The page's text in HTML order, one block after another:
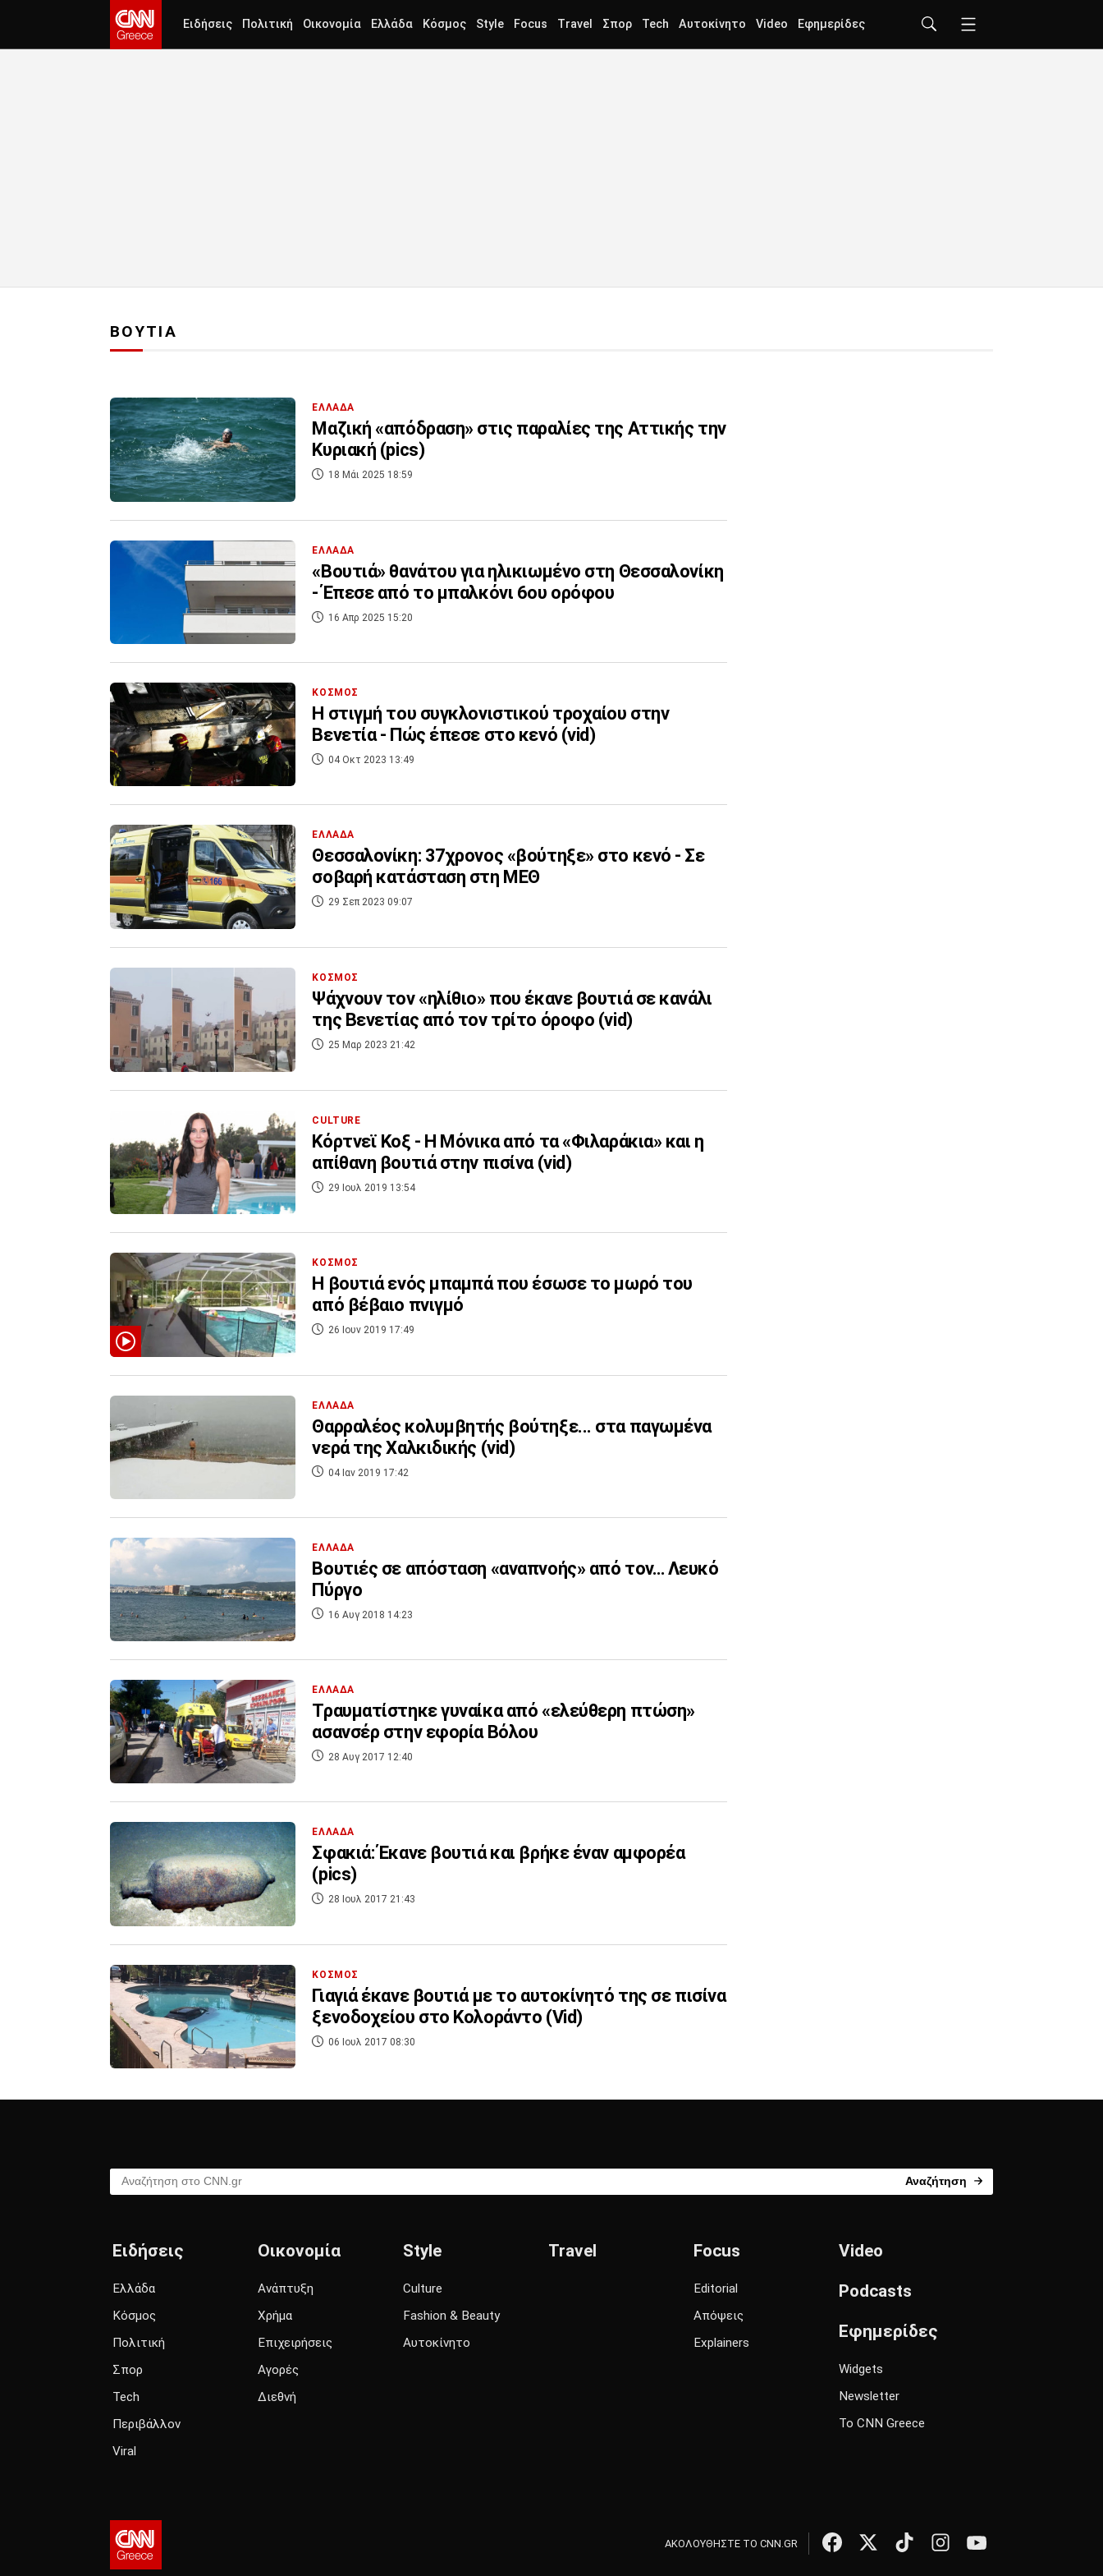
Ειδήσεις Πολιτική Οικονομία Ελλάδα Κόσμος Style Focus Travel Σπορ Tech Αυτοκίνητο Video Εφημερίδες
ΒΟΥΤΙΑ
ΕΛΛΑΔΑ
Μαζική «απόδραση» στις παραλίες της Αττικής την
Κυριακή (pics)
18 Μάι 2025 18:59
ΕΛΛΑΔΑ
«Βουτιά» θανάτου για ηλικιωμένο στη Θεσσαλονίκη
- Έπεσε από το μπαλκόνι 6ου ορόφου
16 Απρ 2025 15:20
ΚΟΣΜΟΣ
Η στιγμή του συγκλονιστικού τροχαίου στην
Βενετία - Πώς έπεσε στο κενό (vid)
04 Οκτ 2023 13:49
ΕΛΛΑΔΑ
Θεσσαλονίκη: 37χρονος «βούτηξε» στο κενό - Σε
σοβαρή κατάσταση στη ΜΕΘ
29 Σεπ 2023 09:07
ΚΟΣΜΟΣ
Ψάχνουν τον «ηλίθιο» που έκανε βουτιά σε κανάλι
της Βενετίας από τον τρίτο όροφο (vid)
25 Μαρ 2023 21:42
CULTURE
Κόρτνεϊ Κοξ - Η Μόνικα από τα «Φιλαράκια» και η
απίθανη βουτιά στην πισίνα (vid)
29 Ιουλ 2019 13:54
ΚΟΣΜΟΣ
Η βουτιά ενός μπαμπά που έσωσε το μωρό του
από βέβαιο πνιγμό
26 Ιουν 2019 17:49
ΕΛΛΑΔΑ
Θαρραλέος κολυμβητής βούτηξε... στα παγωμένα
νερά της Χαλκιδικής (vid)
04 Ιαν 2019 17:42
ΕΛΛΑΔΑ
Βουτιές σε απόσταση «αναπνοής» από τον… Λευκό
Πύργο
16 Αυγ 2018 14:23
ΕΛΛΑΔΑ
Τραυματίστηκε γυναίκα από «ελεύθερη πτώση»
ασανσέρ στην εφορία Βόλου
28 Αυγ 2017 12:40
ΕΛΛΑΔΑ
Σφακιά: Έκανε βουτιά και βρήκε έναν αμφορέα
(pics)
28 Ιουλ 2017 21:43
ΚΟΣΜΟΣ
Γιαγιά έκανε βουτιά με το αυτοκίνητό της σε πισίνα
ξενοδοχείου στο Κολοράντο (Vid)
06 Ιουλ 2017 08:30
Αναζήτηση στο CNN.gr Αναζήτηση
Ειδήσεις
Ελλάδα
Κόσμος
Πολιτική
Σπορ
Tech
Περιβάλλον
Viral
Οικονομία
Ανάπτυξη
Χρήμα
Επιχειρήσεις
Αγορές
Διεθνή
Style
Culture
Fashion & Beauty
Αυτοκίνητο
Travel Focus
Editorial
Απόψεις
Explainers
Video
Podcasts
Εφημερίδες
Widgets
Newsletter
Το CNN Greece
ΑΚΟΛΟΥΘΗΣΤΕ ΤΟ CNN.GR